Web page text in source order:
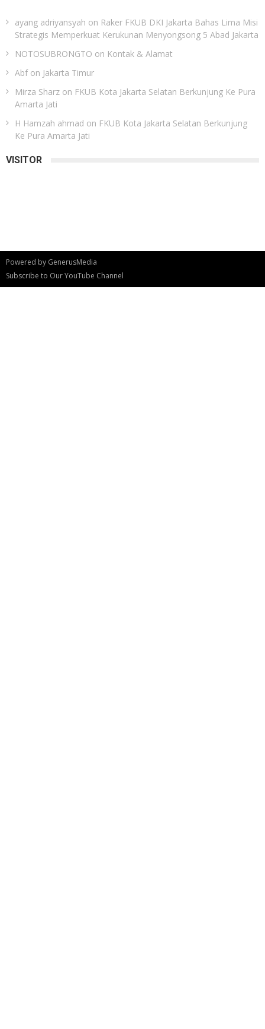
ayang adriyansyah on Raker FKUB DKI Jakarta Bahas Lima Misi
Strategis Memperkuat Kerukunan Menyongsong 5 Abad Jakarta
NOTOSUBRONGTO on Kontak & Alamat
Abfon Jakarta Timur
Mirza Sharz on FKUB Kota Jakarta Selatan Berkunjung Ke Pura
Amarta Jati
H Hamzah ahmad on FKUB Kota Jakarta Selatan Berkunjung
Ke Pura Amarta Jati
VISITOR
Powered by GenerusMedia
Subscribe to Our YouTube Channel